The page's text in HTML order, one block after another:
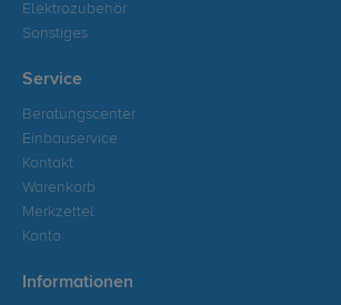
Elektrozubehör
Sonstiges
Service
Beratungscenter
Einbauservice
Kontakt
Warenkorb
Merkzettel
Konto
Informationen